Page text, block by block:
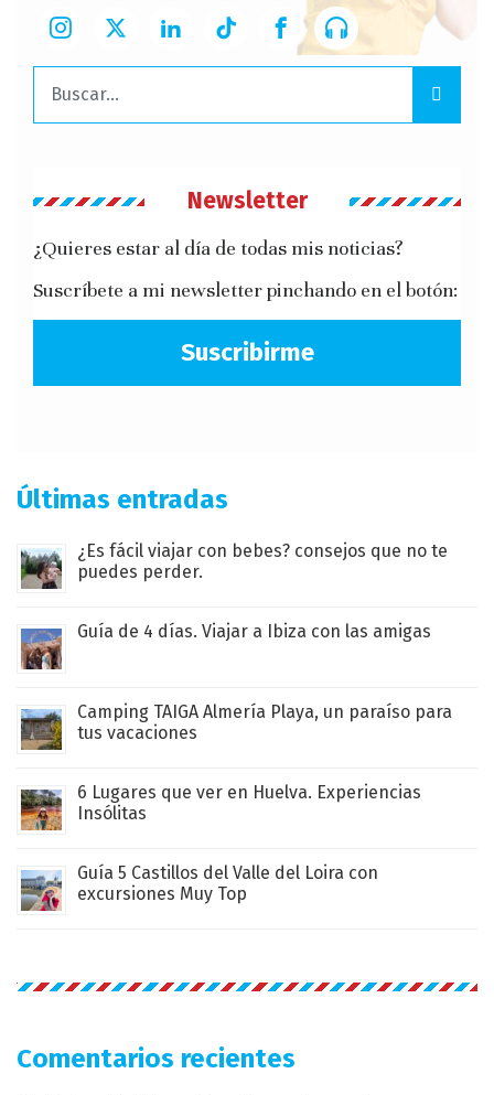
Buscar:
Newsletter
¿Quieres estar al día de todas mis noticias?
Suscríbete a mi newsletter pinchando en el botón:
Suscribirme
Últimas entradas
¿Es fácil viajar con bebes? consejos que no te
puedes perder.
Guía de 4 días. Viajar a Ibiza con las amigas
Camping TAIGA Almería Playa, un paraíso para
tus vacaciones
6 Lugares que ver en Huelva. Experiencias
Insólitas
Guía 5 Castillos del Valle del Loira con
excursiones Muy Top
Comentarios recientes